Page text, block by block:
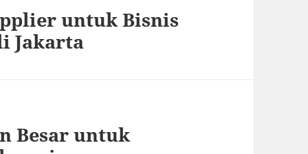
untuk Bisnis
Jakarta
Besar untuk